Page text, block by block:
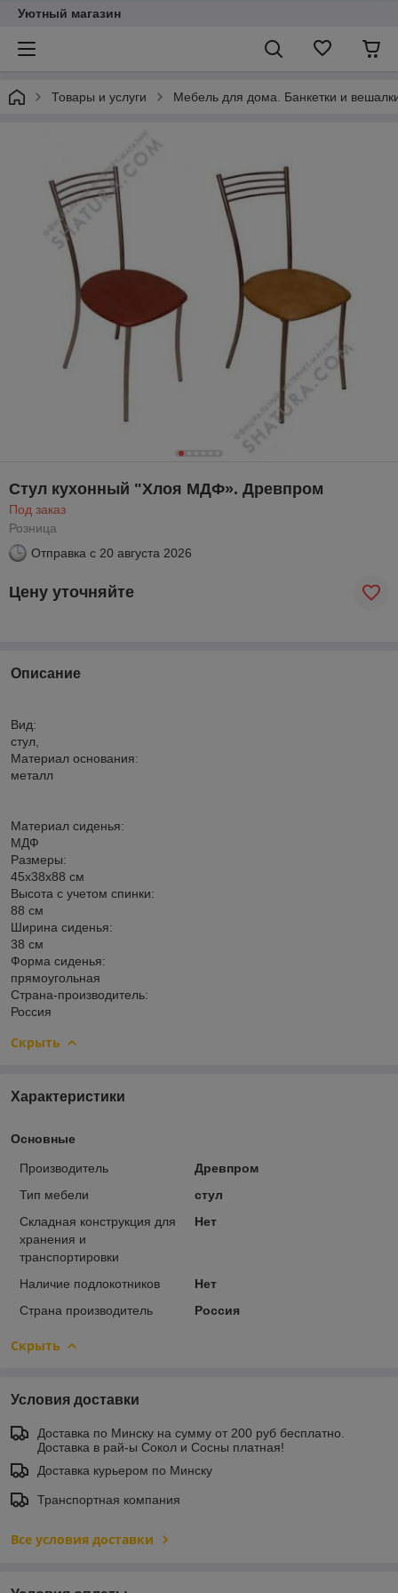
Уютный магазин
Товары и услуги Мебель для дома. Банкетки и
Стул кухонный "Хлоя МДФ». Древпром
Под заказ
Розница
Отправка с 20 августа 2026
Цену уточняйте
Описание
Вид:
стул,
Материал основания:
металл
Материал сиденья:
МДФ
Размеры:
45х38х88 см
Высота с учетом спинки:
88 см
Ширина сиденья:
38 см
Форма сиденья:
прямоугольная
Страна-производитель:
Россия
Скрыть
Характеристики
Основные
Производитель
Древпром
Тип мебели
стул
Складная конструкция для
хранения и
транспортировки
Нет
Наличие подлокотников
Нет
Страна производитель
Россия
Скрыть
Условия доставки
Доставка по Минску на сумму от 200 руб бесплатно.
Доставка в рай-ы Сокол и Сосны платная!
Доставка курьером по Минску
Транспортная компания
Все условия доставки